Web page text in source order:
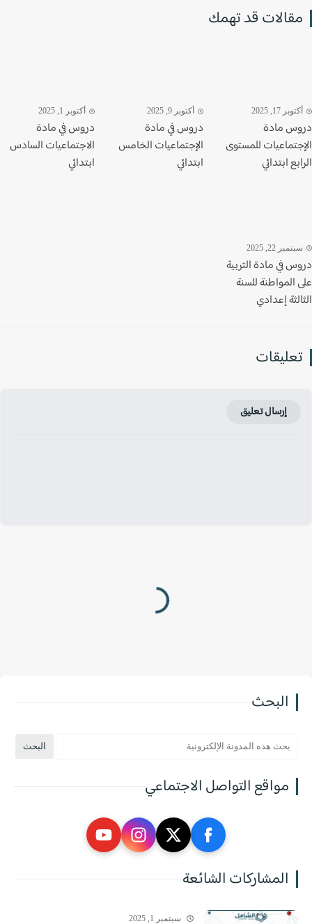
قد تهمك
17, 2025
مادة
للمستوى
ابتدائي
أكتوبر 9, 2025
دروس في مادة
الإجتماعيات الخامس
ابتدائي
أكتوبر 1, 2025
دروس في مادة
الاجتماعيات السادس
ابتدائي
22, 2025
في مادة التربية
للسنة
إعدادي
إرسال تعليق
البحث
مواقع التواصل الاجتماعي
المشاركات الشائعة
سبتمبر 1, 2025